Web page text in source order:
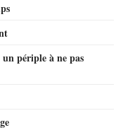
périple à ne pas